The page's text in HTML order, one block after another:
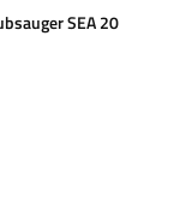
SEA 20